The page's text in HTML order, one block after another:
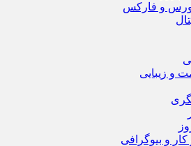
بورس و فارکس
و زیبایی
و بیوگرافی